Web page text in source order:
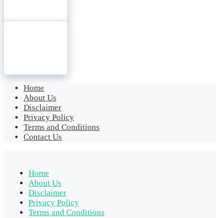
Home
About Us
Disclaimer
Privacy Policy
Terms and Conditions
Contact Us
Home
About Us
Disclaimer
Privacy Policy
Terms and Conditions